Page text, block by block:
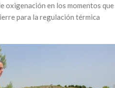
oxigenación en los momentos que
para la regulación térmica